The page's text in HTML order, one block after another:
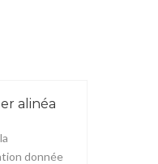
alinéa
donnée